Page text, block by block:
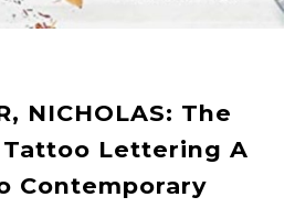
NICHOLAS: The
Lettering A
Contemporary